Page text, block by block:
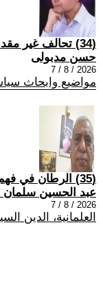
(34) تحالف غير مقدس !؟
حسن مدبولى
2026 / 8 / 7
مواضيع وابحاث
(35) الرطان في فهم القران.....6
عبد الحسين سلمان
2026 / 8 / 7
العلمانية، الدين